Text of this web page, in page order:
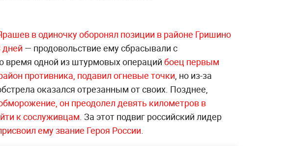
в одиночку оборонял позиции в районе Гришино
дней — продовольствие ему сбрасывали с
время одной из штурмовых операций боец первым
противника, подавил огневые точки , но из-за
оказался отрезанным от своих. Позднее,
он преодолел девять километров в
к сослуживцам . За этот подвиг российский лидер
ему звание Героя России